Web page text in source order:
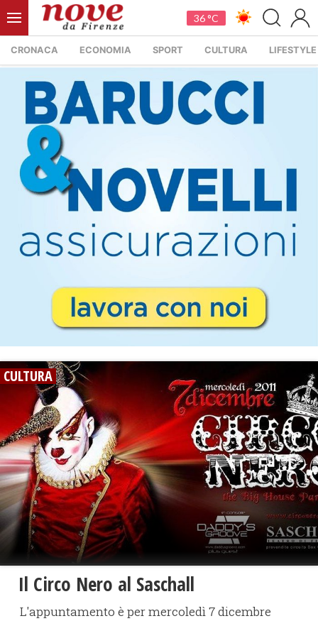
36 °C
CRONACA ECONOMIA SPORT CULTURA LIFESTYLE
CULTURA
Il Circo Nero al Saschall
L'appuntamento è per mercoledì 7 dicembre